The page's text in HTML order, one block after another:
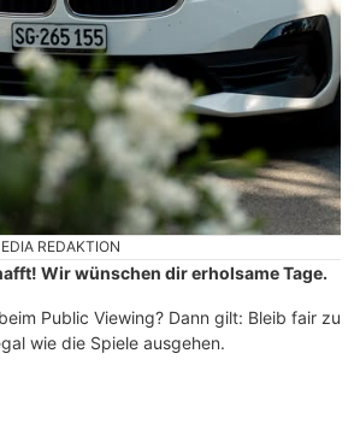
REDAKTION
Wir wünschen dir erholsame Tage.
Public Viewing? Dann gilt: Bleib fair zu
wie die Spiele ausgehen.